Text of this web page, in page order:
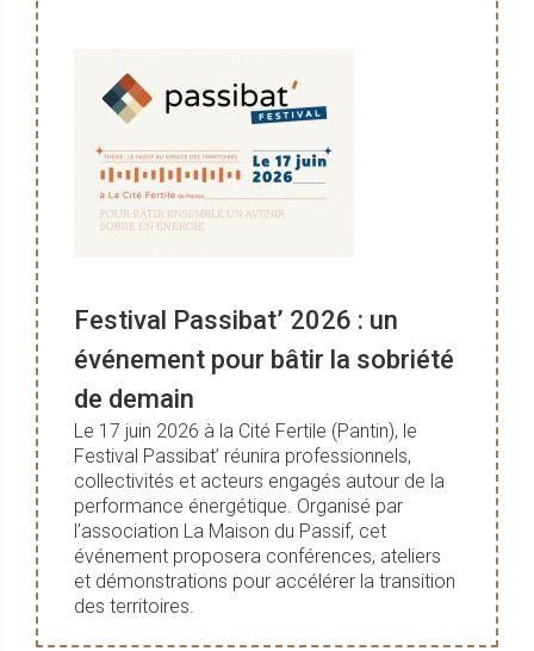
Festival Passibat’ 2026 : un
événement pour bâtir la sobriété
de demain
Le 17 juin 2026 à la Cité Fertile (Pantin), le
Festival Passibat’ réunira professionnels,
collectivités et acteurs engagés autour de la
performance énergétique. Organisé par
l’association La Maison du Passif, cet
événement proposera conférences, ateliers
et démonstrations pour accélérer la transition
des territoires.